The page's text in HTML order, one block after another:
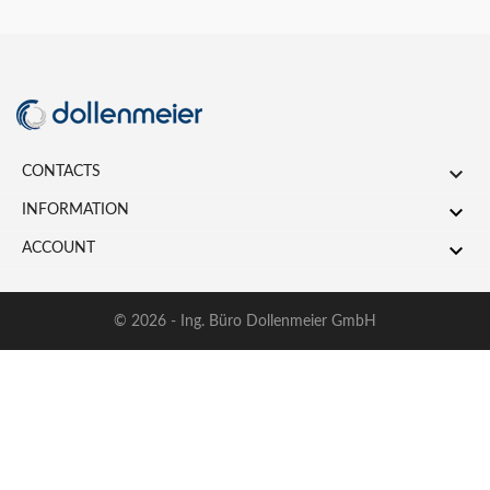
CONTACTS 
INFORMATION 
ACCOUNT 
© 2026 - Ing. Büro Dollenmeier GmbH